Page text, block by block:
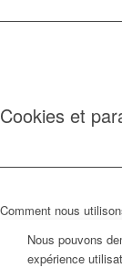
Cookies et
Comment nous
Nous pouvons
expérience